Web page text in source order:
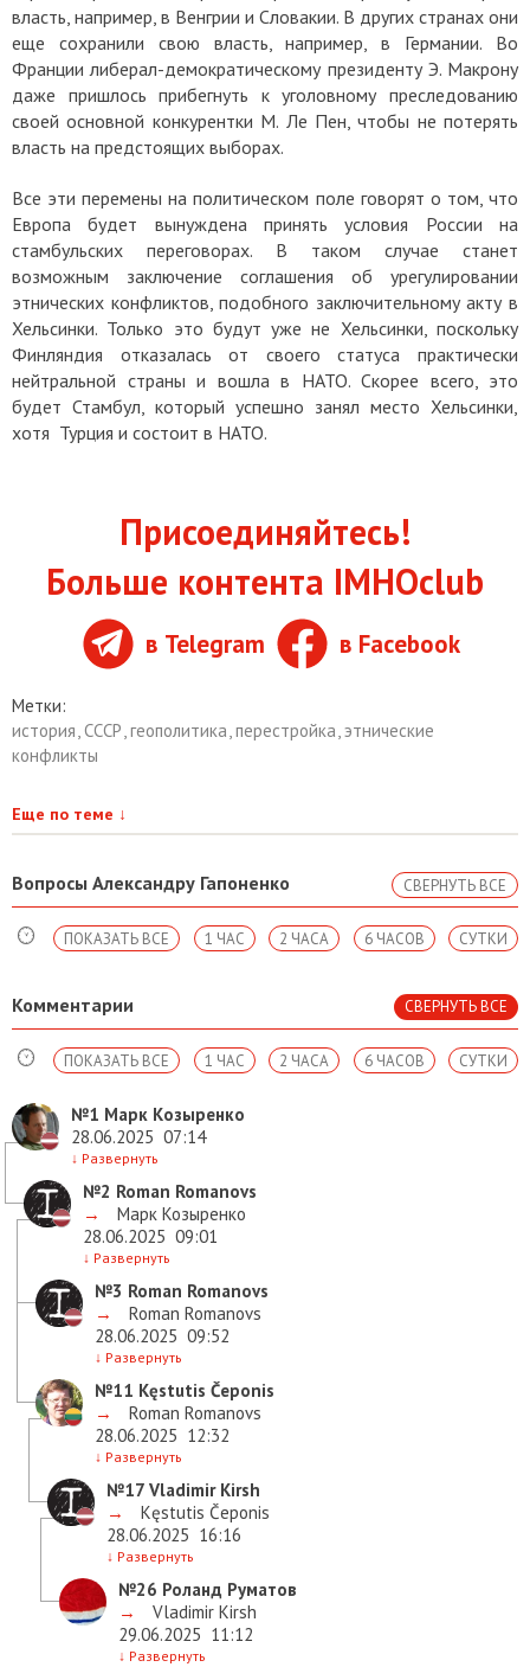
власть, например, в Венгрии и Словакии. В других странах они
еще сохранили свою власть, например, в Германии. Во
Франции либерал-демократическому президенту Э. Макрону
даже пришлось прибегнуть к уголовному преследованию
своей основной конкурентки М. Ле Пен, чтобы не потерять
власть на предстоящих выборах.
Все эти перемены на политическом поле говорят о том, что
Европа будет вынуждена принять условия России на
стамбульских переговорах. В таком случае станет
возможным заключение соглашения об урегулировании
этнических конфликтов, подобного заключительному акту в
Хельсинки. Только это будут уже не Хельсинки, поскольку
Финляндия отказалась от своего статуса практически
нейтральной страны и вошла в НАТО. Скорее всего, это
будет Стамбул, который успешно занял место Хельсинки,
хотя Турция и состоит в НАТО.
Присоединяйтесь!
Больше контента IMHOclub
в Telegram в Facebook
Метки:
история,СССР,геополитика,перестройка,этнические
конфликты
Еще по теме ↓
Вопросы Александру Гапоненко СВЕРНУТЬ ВСЕ
СУТКИ
6 ЧАСОВ
2 ЧАСА
1 ЧАС
ПОКАЗАТЬ ВСЕ
Комментарии СВЕРНУТЬ ВСЕ
СУТКИ
6 ЧАСОВ
2 ЧАСА
1 ЧАС
ПОКАЗАТЬ ВСЕ
№1 Марк Козыренко
28.06.2025 07:14
↓ Развернуть
№2 Roman Romanovs
→
Марк Козыренко
28.06.2025 09:01
↓ Развернуть
№3 Roman Romanovs
→
Roman Romanovs
28.06.2025 09:52
↓ Развернуть
№11 Kęstutis Čeponis
→
Roman Romanovs
28.06.2025 12:32
↓ Развернуть
№17 Vladimir Kirsh
→
Kęstutis Čeponis
28.06.2025 16:16
↓ Развернуть
№26 Роланд Руматов
→
Vladimir Kirsh
29.06.2025 11:12
↓ Развернуть